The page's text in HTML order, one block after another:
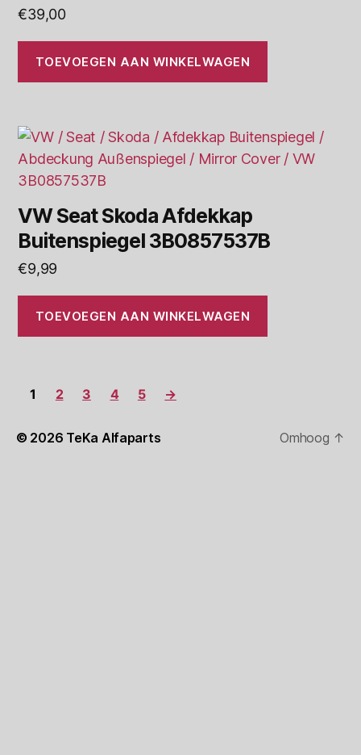
€39,00
TOEVOEGEN AAN WINKELWAGEN
VW Seat Skoda Afdekkap
Buitenspiegel 3B0857537B
€9,99
TOEVOEGEN AAN WINKELWAGEN
1 2 3 4 5 →
© 2026 TeKa Alfaparts Omhoog ↑